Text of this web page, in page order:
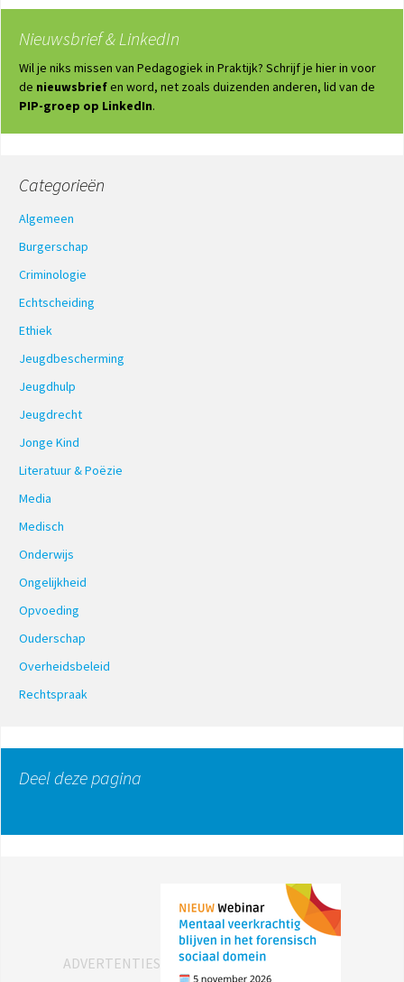
Nieuwsbrief & LinkedIn
Wil je niks missen van Pedagogiek in Praktijk? Schrijf je hier in voor
de nieuwsbriefen word, net zoals duizenden anderen, lid van de
PIP-groep op LinkedIn.
Categorieën
Algemeen
Burgerschap
Criminologie
Echtscheiding
Ethiek
Jeugdbescherming
Jeugdhulp
Jeugdrecht
Jonge Kind
Literatuur & Poëzie
Media
Medisch
Onderwijs
Ongelijkheid
Opvoeding
Ouderschap
Overheidsbeleid
Rechtspraak
Deel deze pagina
ADVERTENTIES